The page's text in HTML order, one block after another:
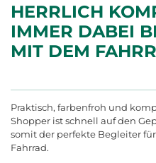
HERRLICH
IMMER DABEI
MIT DEM
Praktisch, farbenfroh und
Shopper ist schnell auf den
somit der perfekte Begleiter
Fahrrad.